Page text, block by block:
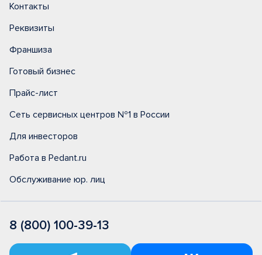
Контакты
Реквизиты
Франшиза
Готовый бизнес
Прайс-лист
Сеть сервисных центров №1 в России
Для инвесторов
Работа в Pedant.ru
Обслуживание юр. лиц
8 (800) 100-39-13